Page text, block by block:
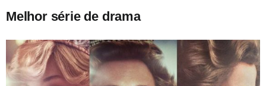
Melhor série de drama